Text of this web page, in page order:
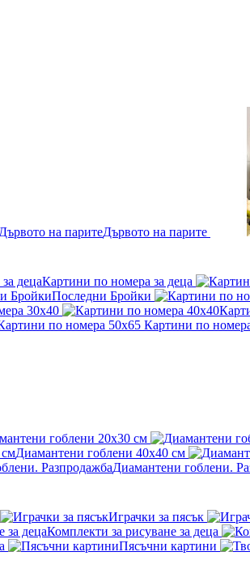
Дървото на парите
Картини по номера за деца
Последни Бройки
30x40
Картини по
гоблени 20x30 см
Диамантени гоблени 40x40 см
Диамантени гоблени.
Играчки за пясък
Комплекти за рисуване за деца
Пясъчни картини